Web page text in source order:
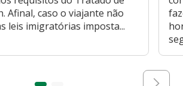
Afinal, caso o viajante não
leis imigratórias imposta...